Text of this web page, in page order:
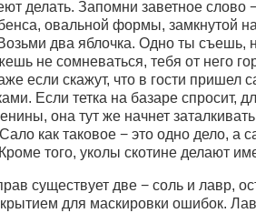
делать. Запомни заветное слово
овальной формы, замкнутой
два яблочка. Одно ты съешь,
не сомневаться, тебя от него
если скажут, что в гости пришел
Если тетка на базаре спросит,
она тут же начнет
как таковое − это одно дело, а
Кроме того, уколы скотине делают
существует две − соль и лавр,
для маскировки ошибок.